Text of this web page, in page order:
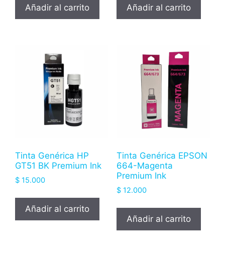
Añadir al carrito Añadir al carrito
Tinta Genérica HP
GT51 BK Premium Ink
$ 15.000
Añadir al carrito
Tinta Genérica EPSON
664-Magenta
Premium Ink
$12.000
Añadir al carrito